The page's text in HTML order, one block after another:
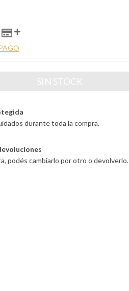
durante toda la compra.
podés cambiarlo por otro o devolverlo.